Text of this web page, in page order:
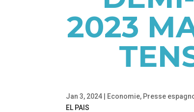
2023
Jan 3, 2024 Economie, Presse
EL PAIS